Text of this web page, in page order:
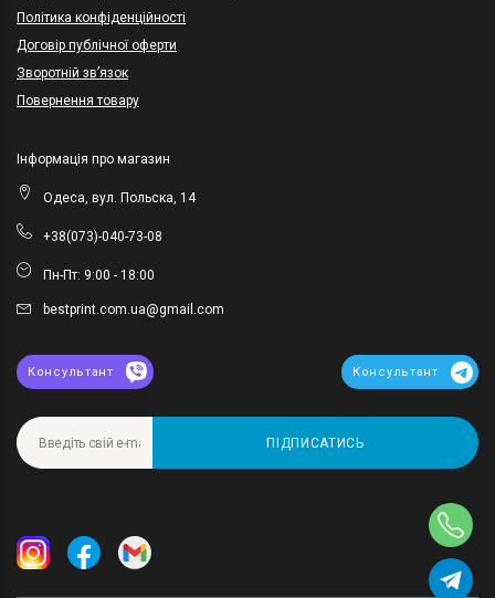
Політика конфіденційності
Договір публічної оферти
Зворотній зв’язок
Повернення товару
Інформація про магазин
Одеса, вул. Польска, 14
+38(073)-040-73-08
Пн-Пт: 9:00 - 18:00
bestprint.com.ua@gmail.com
Консультант Консультант
ПІДПИСАТИСЬ